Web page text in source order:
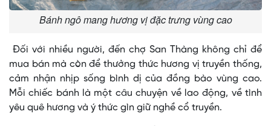
Bánh ngô mang hương vị đặc trưng vùng cao
Đối với nhiều người, đến chợ San Thàng không chỉ để
mua bán mà còn để thưởng thức hương vị truyền thống,
cảm nhận nhịp sống bình dị của đồng bào vùng cao.
Mỗi chiếc bánh là một câu chuyện về lao động, về tình
yêu quê hương và ý thức gìn giữ nghề cổ truyền.